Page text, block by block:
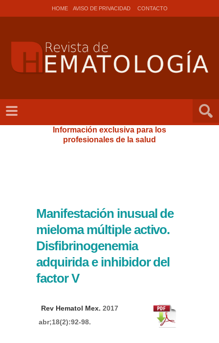
HOME AVISO DE PRIVACIDAD CONTACTO
Información exclusiva para los
profesionales de la salud
Manifestación inusual de
mieloma múltiple activo.
Disfibrinogenemia
adquirida e inhibidor del
factor V
Rev Hematol Mex. 2017
abr;18(2):92-98.